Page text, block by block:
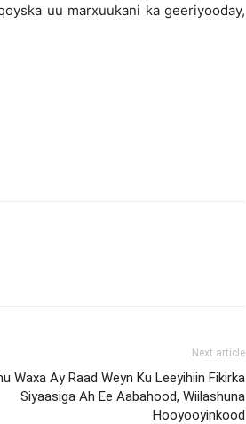
uu marxuukani ka geeriyooday,
Next article
Waxa Ay Raad Weyn Ku Leeyihiin Fikirka
Siyaasiga Ah Ee Aabahood, Wiilashuna
Hooyooyinkood